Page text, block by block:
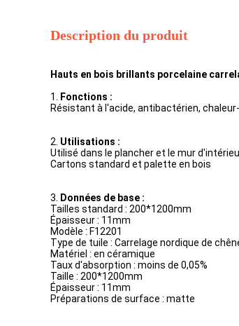
Description du produit
Hauts en bois brillants porcelaine
1.
Fonctions :
Résistant à l'acide, antibactérien,
2. Utilisations :
Utilisé dans le plancher et le mur
Cartons standard et palette en bois
3.
Données de base :
Tailles standard : 200*1200mm
Épaisseur : 11mm
Modèle : F12201
Type de tuile : Carrelage nordique de
Matériel : en céramique
Taux d'absorption : moins de 0,05%
Taille : 200*1200mm
Épaisseur : 11mm
Préparations de surface : matte